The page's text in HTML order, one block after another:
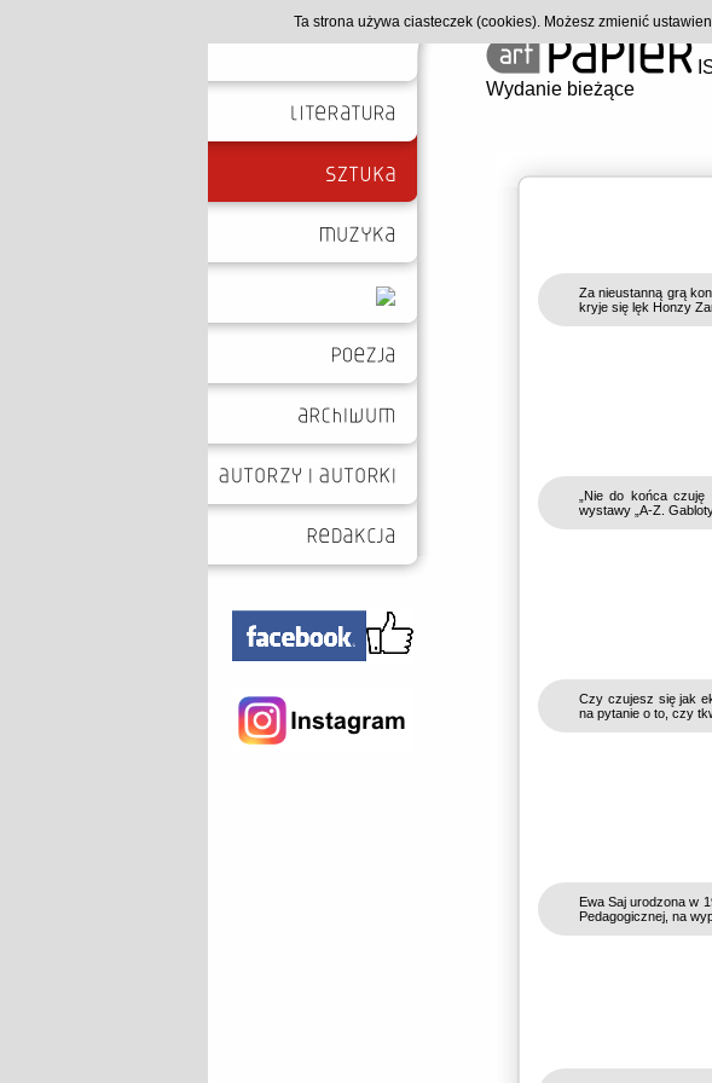
Wydanie bieżące
Za nieustanną grą
kryje się lęk Honzy
„Nie do końca
wystawy „A-Z.
Czy czujesz się jak
na pytanie o to, czy
Ewa Saj urodzona w
Pedagogicznej, na
Ta strona używa ciasteczek (cookies). Możesz zmienić